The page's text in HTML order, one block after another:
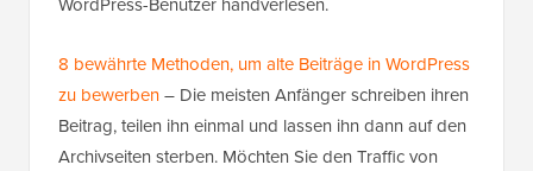
8 bewährte Methoden, um alte Beiträge in WordPress
zu bewerben– Die meisten Anfänger schreiben ihren
Beitrag, teilen ihn einmal und lassen ihn dann auf den
Archivseiten sterben. Möchten Sie den Traffic von